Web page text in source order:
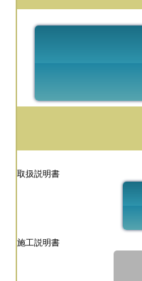
取扱説明書
施工説明書